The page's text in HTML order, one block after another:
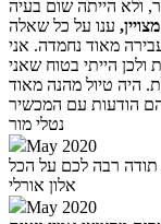
ולא הייתה שום בעיה
ענו על כל שאלה
מאוד נחמדה. אני
ולכן הייתי בטוח שאני
היה טיול מהנה מאוד
נטלי מור
May 2020
אלון אורלי
May 2020